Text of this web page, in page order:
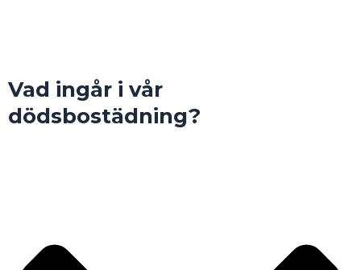
Vad ingår i vår
dödsbostädning?